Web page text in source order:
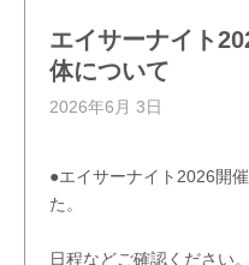
エイサーナイト
体について
2026年6月 3日
●エイサーナイト2026開
た。
日程などご確認ください。